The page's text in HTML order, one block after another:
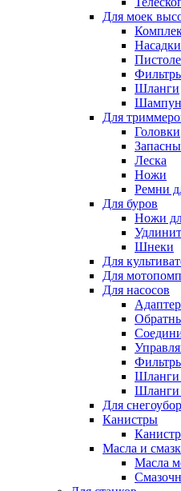
Для моек
Насадки
Шланги
Для
Головки
Леска
Ножи
Ремни
Для буров
Ножи
Шнеки
Для
Для мотопомп
Для насосов
Шланги
Шланги
Для
Канистры
Масла и
Масла